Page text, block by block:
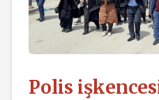
Polis